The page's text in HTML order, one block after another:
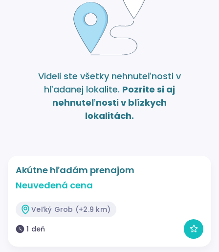
Videli ste všetky nehnuteľnosti v
hľadanej lokalite. Pozrite si aj
nehnuteľnosti v blízkych
lokalitách.
Akútne hľadám prenajom
Neuvedená cena
Veľký Grob (+2.9 km)
1 deň